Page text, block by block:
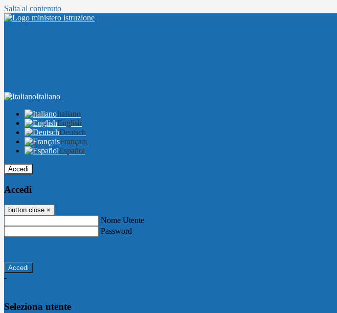
Salta al contenuto
Italiano
Italiano
English
Deutsch
Français
Español
Accedi
Accedi
button close ×
Nome Utente
Password
-
Seleziona utente